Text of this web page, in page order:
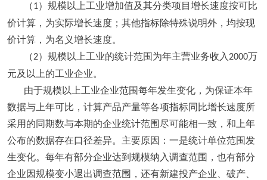
（1）规模以上工业增加值及其分类项目增长速度按可比
价计算，为实际增长速度；其他指标除特殊说明外，均按现
价计算，为名义增长速度。
（2）规模以上工业的统计范围为年主营业务收入2000万
元及以上的工业企业。
由于规模以上工业企业范围每年发生变化，为保证本年
数据与上年可比，计算产品产量等各项指标同比增长速度所
采用的同期数与本期的企业统计范围尽可能相一致，和上年
公布的数据存在口径差异。主要原因：一是统计单位范围发
生变化。每年有部分企业达到规模纳入调查范围，也有部分
企业因规模变小退出调查范围，还有新建投产企业、破产、